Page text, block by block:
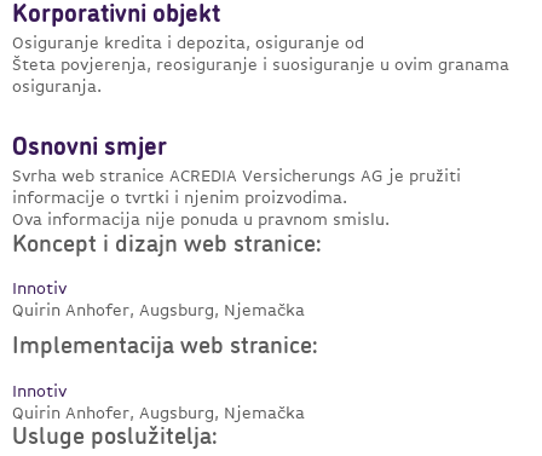
Korporativni objekt
Osiguranje kredita i depozita, osiguranje od
Šteta povjerenja, reosiguranje i suosiguranje u ovim granama
osiguranja.
Osnovni smjer
Svrha web stranice ACREDIA Versicherungs AG je pružiti
informacije o tvrtki i njenim proizvodima.
Ova informacija nije ponuda u pravnom smislu.
Koncept i dizajn web stranice:
Innotiv
Quirin Anhofer, Augsburg, Njemačka
Implementacija web stranice:
Innotiv
Quirin Anhofer, Augsburg, Njemačka
Usluge poslužitelja: